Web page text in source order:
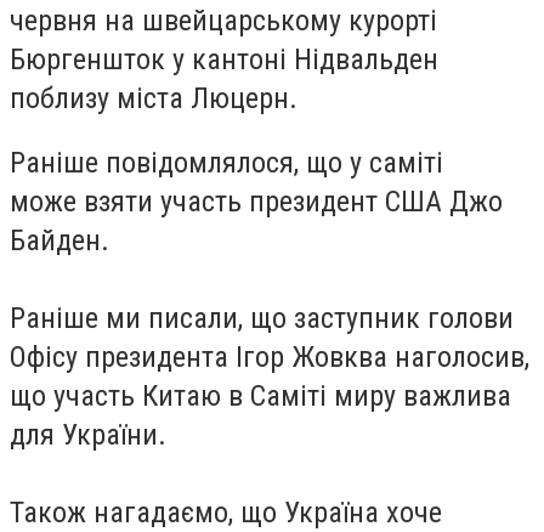
червня на швейцарському курорті
Бюргеншток у кантоні Нідвальден
поблизу міста Люцерн.
Раніше повідомлялося, що у саміті
може взяти участь президент США Джо
Байден.
Раніше ми писали, що заступник голови
Офісу президента Ігор Жовква наголосив,
що участь Китаю в Саміті миру важлива
для України.
Також нагадаємо, що Україна хоче